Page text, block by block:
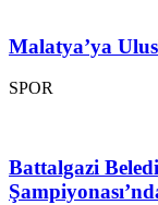
Malatya’ya
SPOR
Battalgazi